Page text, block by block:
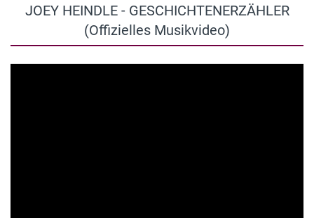
JOEY HEINDLE - GESCHICHTENERZÄHLER
(Offizielles Musikvideo)